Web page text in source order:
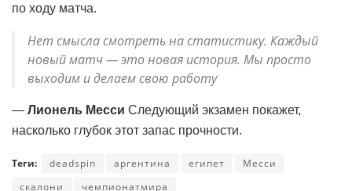
по ходу матча.
Нет смысла смотреть на статистику. Каждый
новый матч — это новая история. Мы просто
выходим и делаем свою работу
— Лионель Месси Следующий экзамен покажет,
насколько глубок этот запас прочности.
Теги: deadspin аргентина египет
Месси
скалони
чемпионатмира